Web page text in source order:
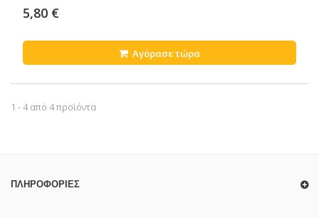
5,80 €
Αγόρασε τώρα
1 - 4 από 4 προϊόντα
ΠΛΗΡΟΦΟΡΊΕΣ